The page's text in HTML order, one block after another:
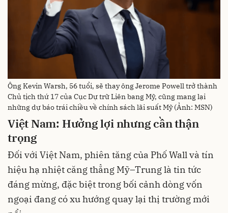
Ông Kevin Warsh, 56 tuổi, sẽ thay ông Jerome Powell trở thành
Chủ tịch thứ 17 của Cục Dự trữ Liên bang Mỹ, cũng mang lại
những dự báo trái chiều về chính sách lãi suất Mỹ (Ảnh: MSN)
Việt Nam: Hưởng lợi nhưng cần thận
trọng
Đối với Việt Nam, phiên tăng của Phố Wall và tín
hiệu hạ nhiệt căng thẳng Mỹ–Trung là tin tức
đáng mừng, đặc biệt trong bối cảnh dòng vốn
ngoại đang có xu hướng quay lại thị trường mới